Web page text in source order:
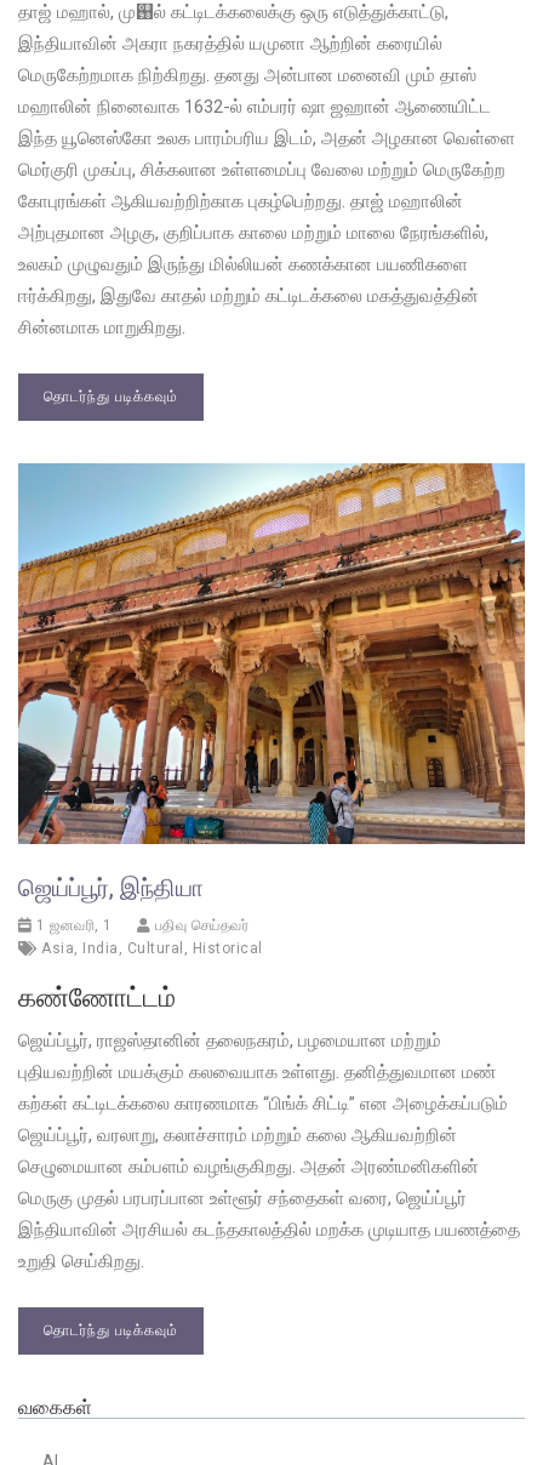
தாஜ் மஹால், மு஘ல் கட்டிடக்கலைக்கு ஒரு எடுத்துக்காட்டு,
இந்தியாவின் அகரா நகரத்தில் யமுனா ஆற்றின் கரையில்
மெருகேற்றமாக நிற்கிறது. தனது அன்பான மனைவி மும் தாஸ்
மஹாலின் நினைவாக 1632-ல் எம்பரர் ஷா ஜஹான் ஆணையிட்ட
இந்த யூனெஸ்கோ உலக பாரம்பரிய இடம், அதன் அழகான வெள்ளை
மெர்குரி முகப்பு, சிக்கலான உள்ளமைப்பு வேலை மற்றும் மெருகேற்ற
கோபுரங்கள் ஆகியவற்றிற்காக புகழ்பெற்றது. தாஜ் மஹாலின்
அற்புதமான அழகு, குறிப்பாக காலை மற்றும் மாலை நேரங்களில்,
உலகம் முழுவதும் இருந்து மில்லியன் கணக்கான பயணிகளை
ஈர்க்கிறது, இதுவே காதல் மற்றும் கட்டிடக்கலை மகத்துவத்தின்
சின்னமாக மாறுகிறது.
தொடர்ந்து படிக்கவும்
ஜெய்ப்பூர், இந்தியா
1 ஜனவரி, 1
பதிவு செய்தவர்
Asia
India Cultural Historical
கண்ணோட்டம்
ஜெய்ப்பூர், ராஜஸ்தானின் தலைநகரம், பழமையான மற்றும்
புதியவற்றின் மயக்கும் கலவையாக உள்ளது. தனித்துவமான மண்
கற்கள் கட்டிடக்கலை காரணமாக “பிங்க் சிட்டி” என அழைக்கப்படும்
ஜெய்ப்பூர், வரலாறு, கலாச்சாரம் மற்றும் கலை ஆகியவற்றின்
செழுமையான கம்பளம் வழங்குகிறது. அதன் அரண்மனிகளின்
மெருகு முதல் பரபரப்பான உள்ளூர் சந்தைகள் வரை, ஜெய்ப்பூர்
இந்தியாவின் அரசியல் கடந்தகாலத்தில் மறக்க முடியாத பயணத்தை
உறுதி செய்கிறது.
தொடர்ந்து படிக்கவும்
வகைகள்
AI